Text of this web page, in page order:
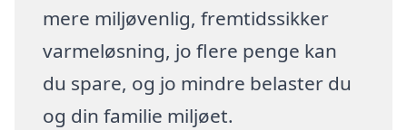
mere miljøvenlig, fremtidssikker
varmeløsning, jo flere penge kan
du spare, og jo mindre belaster du
og din familie miljøet.